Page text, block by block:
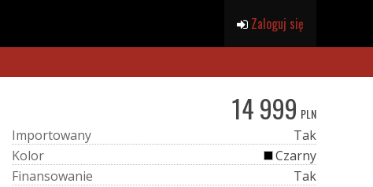
Zaloguj się
14 999 PLN
Importowany
Tak
Kolor
Czarny
Finansowanie
Tak